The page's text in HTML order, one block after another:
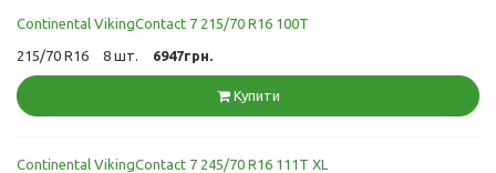
Continental VikingContact 7 215/70 R16 100T
215/70 R16 8 шт. 6947грн.
Купити
Continental VikingContact 7 245/70 R16 111T XL